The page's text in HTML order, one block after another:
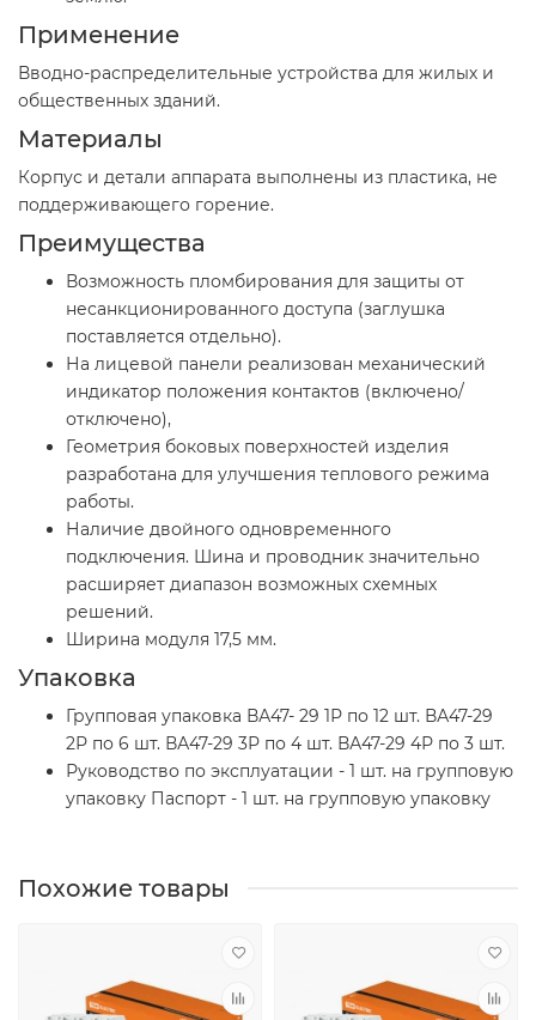
Применение
Вводно-распределительные устройства для жилых и
общественных зданий.
Материалы
Корпус и детали аппарата выполнены из пластика, не
поддерживающего горение.
Преимущества
Возможность пломбирования для защиты от
несанкционированного доступа (заглушка
поставляется отдельно).
На лицевой панели реализован механический
индикатор положения контактов (включено/
отключено),
Геометрия боковых поверхностей изделия
разработана для улучшения теплового режима
работы.
Наличие двойного одновременного
подключения. Шина и проводник значительно
расширяет диапазон возможных схемных
решений.
Ширина модуля 17,5 мм.
Упаковка
Групповая упаковка ВА47- 29 1Р по 12 шт. ВА47-29
2Р по 6 шт. ВА47-29 3Р по 4 шт. ВА47-29 4Р по 3 шт.
Руководство по эксплуатации - 1 шт. на групповую
упаковку Паспорт - 1 шт. на групповую упаковку
Похожие товары